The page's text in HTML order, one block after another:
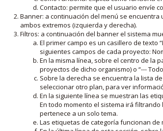
Contacto: permite que el usuario envíe
Banner: a continuación del menú se
ambos extremos (izquierda y derecha).
Filtros: a continuación del banner el sistema
El primer campo es un casillero de texto
siguientes campos de cada proyecto:
En la misma línea, sobre el centro de la
proyectos de dicho organismo) o “---
Sobre la derecha se encuentra la lista
seleccionar otro plan, para ver
En la siguiente línea se muestran las
En todo momento el sistema irá
pertenece a un solo tema.
Las etiquetas de categoría funcionan